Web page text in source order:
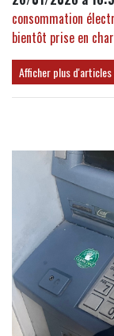
consommation
bientôt prise en
Afficher plus